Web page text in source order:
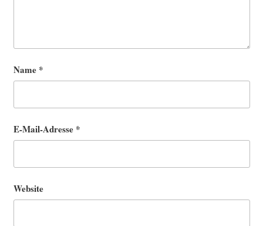
Name *
E-Mail-Adresse *
Website